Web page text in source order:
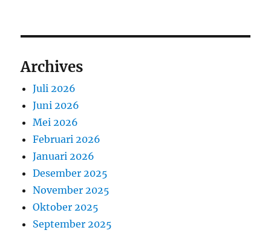
Archives
Juli 2026
Juni 2026
Mei 2026
Februari 2026
Januari 2026
Desember 2025
November 2025
Oktober 2025
September 2025